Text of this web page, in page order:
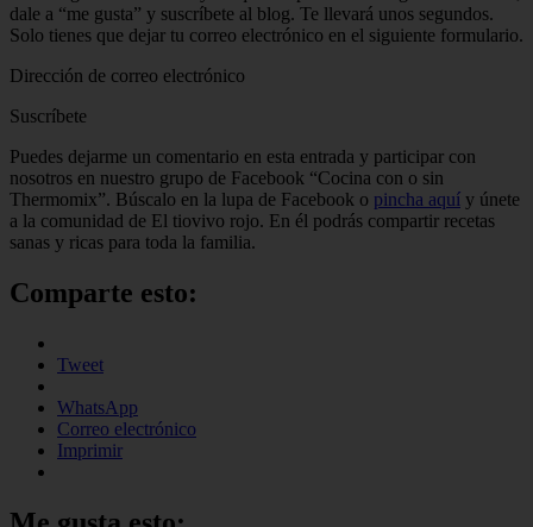
dale a “me gusta” y suscríbete al blog. Te llevará unos segundos.
Solo tienes que dejar tu correo electrónico en el siguiente formulario.
Dirección de correo electrónico
Suscríbete
Puedes dejarme un comentario en esta entrada y participar con
nosotros en nuestro grupo de Facebook “Cocina con o sin
Thermomix”. Búscalo en la lupa de Facebook o pincha aquí y únete
a la comunidad de El tiovivo rojo. En él podrás compartir recetas
sanas y ricas para toda la familia.
Comparte esto:
Tweet
WhatsApp
Correo electrónico
Imprimir